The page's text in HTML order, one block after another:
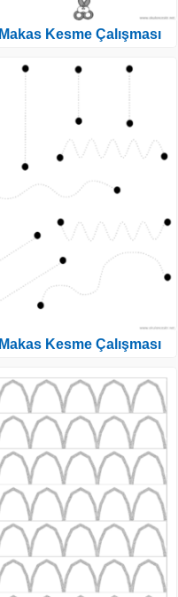
Makas Kesme Çalışması
Makas Kesme Çalışması